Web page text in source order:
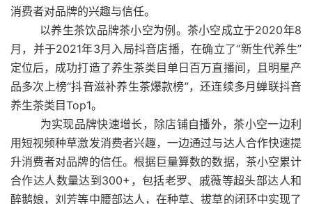
消费者对品牌的兴趣与信任。
以养生茶饮品牌茶小空为例。茶小空成立于2020年8
月，并于2021年3月入局抖音店播，在确立了“新生代养生”
定位后，成功打造了养生茶类目单日百万直播间，且明星产
品多次上榜“抖音滋补养生茶爆款榜”，还连续多月蝉联抖音
养生茶类目Top1。
为实现品牌快速增长，除店铺自播外，茶小空一边利
用短视频种草激发消费者兴趣，一边通过与达人合作快速提
升消费者对品牌的信任。根据巨量算数的数据，茶小空累计
合作达人数量达到300+，包括老罗、戚薇等超头部达人和
醉鹅娘，刘芳等中腰部达人，在种草、拔草的闭环中实现了